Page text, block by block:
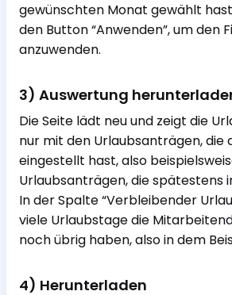
gewünschten Monat gewählt
den Button “Anwenden”, um den
anzuwenden.
3) Auswertung
Die Seite lädt neu und zeigt die
nur mit den Urlaubsanträgen, die
eingestellt hast, also
Urlaubsanträgen, die spätestens
In der Spalte “Verbleibender
viele Urlaubstage die
noch übrig haben, also in dem
4) Herunterladen